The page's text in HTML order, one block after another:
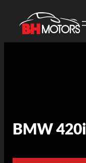
BMW 420i